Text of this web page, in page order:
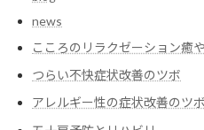
news
こころのリラクゼーション癒
つらい不快症状改善のツボ
アレルギー性の症状改善のツボ